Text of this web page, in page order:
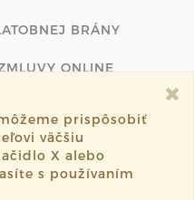
BRÁNY
ONLINE
práva vyhradené.
sashe.sk
prispôsobiť
väčšiu
X alebo
s používaním